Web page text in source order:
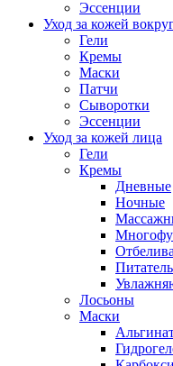
Эссенции
Уход за кожей
Гели
Кремы
Маски
Патчи
Сыворотки
Эссенции
Уход за кожей лица
Гели
Кремы
Дневные
Ночные
Лосьоны
Маски